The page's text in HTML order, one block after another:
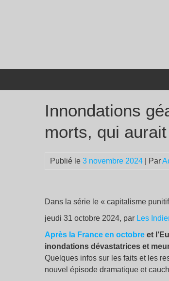
Innondations
morts, qui
Publié le 3 novembre 2024 | Par
Dans la série le « capitalisme punitif
jeudi 31 octobre 2024, par Les
Après la France en octobre et
inondations dévastatrices et
Quelques infos sur les faits et les
nouvel épisode dramatique et